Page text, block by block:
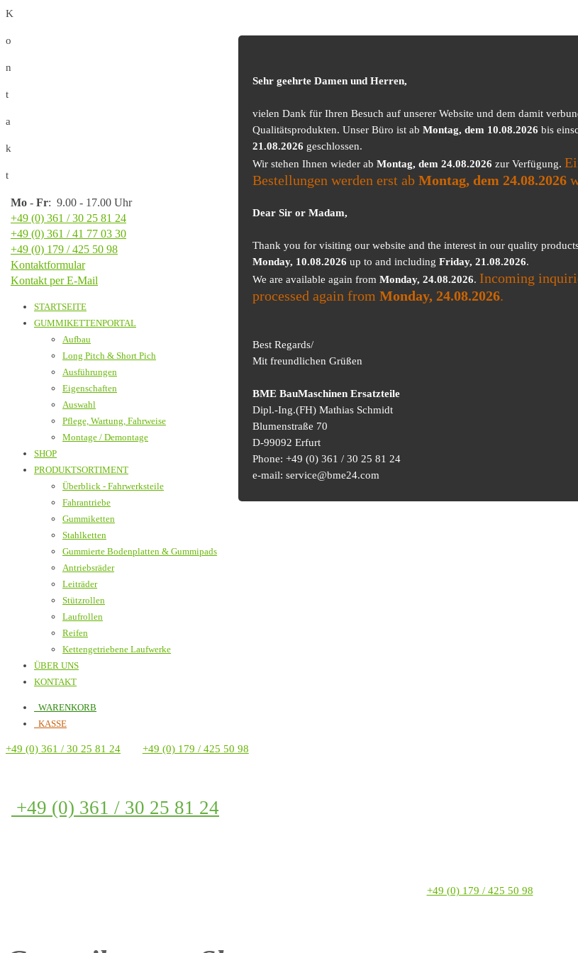
K
o
n
t
a
k
t
Mo - Fr: 9.00 - 17.00 Uhr
+49 (0) 361 / 30 25 81 24
+49 (0) 361 / 41 77 03 30
+49 (0) 179 / 425 50 98
Kontaktformular
Kontakt per E-Mail
STARTSEITE
GUMMIKETTENPORTAL
Aufbau
Long Pitch & Short Pich
Ausführungen
Eigenschaften
Auswahl
Pflege, Wartung, Fahrweise
Montage / Demontage
SHOP
PRODUKTSORTIMENT
Überblick - Fahrwerksteile
Fahrantriebe
Gummiketten
Stahlketten
Gummierte Bodenplatten & Gummipads
Antriebsräder
Leiträder
Stützrollen
Laufrollen
Reifen
Kettengetriebene Laufwerke
ÜBER UNS
KONTAKT
WARENKORB
KASSE
+49 (0) 361 / 30 25 81 24 +49 (0) 179 / 425 50 98
+49 (0) 361 / 30 25 81 24
+49 (0) 179 / 425 50 98
Sehr geehrte Damen und Herren,
vielen Dank für Ihren Besuch auf unserer Website und dem damit
Qualitätsprodukten. Unser Büro ist ab Montag, dem 10.08.2026 bis
21.08.2026 geschlossen.
Wir stehen Ihnen wieder ab Montag, dem 24.08.2026 zur Verfügung.
Bestellungen werden erst ab Montag, dem 24.08.2026
Dear Sir or Madam,
Thank you for visiting our website and the interest in our quality
Monday, 10.08.2026 up to and including Friday, 21.08.2026.
We are available again from Monday, 24.08.2026. Incoming
processed again from Monday, 24.08.2026.
Best Regards/
Mit freundlichen Grüßen
BME BauMaschinen Ersatzteile
Dipl.-Ing.(FH) Mathias Schmidt
Blumenstraße 70
D-99092 Erfurt
Phone: +49 (0) 361 / 30 25 81 24
e-mail: service@bme24.com